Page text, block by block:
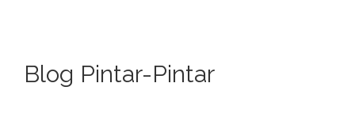
Blog Pintar-Pintar